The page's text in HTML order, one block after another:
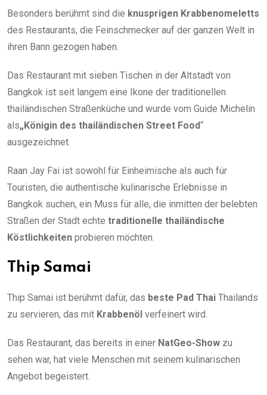
Besonders berühmt sind die knusprigen Krabbenomeletts
des Restaurants, die Feinschmecker auf der ganzen Welt in
ihren Bann gezogen haben.
Das Restaurant mit sieben Tischen in der Altstadt von
Bangkok ist seit langem eine Ikone der traditionellen
thailändischen Straßenküche und wurde vom Guide Michelin
als„Königin des thailändischen Street Food“
ausgezeichnet.
Raan Jay Fai ist sowohl für Einheimische als auch für
Touristen, die authentische kulinarische Erlebnisse in
Bangkok suchen, ein Muss für alle, die inmitten der belebten
Straßen der Stadt echte traditionelle thailändische
Köstlichkeiten probieren möchten.
Thip Samai
Thip Samai ist berühmt dafür, das beste Pad Thai Thailands
zu servieren, das mit Krabbenöl verfeinert wird.
Das Restaurant, das bereits in einer NatGeo-Show zu
sehen war, hat viele Menschen mit seinem kulinarischen
Angebot begeistert.